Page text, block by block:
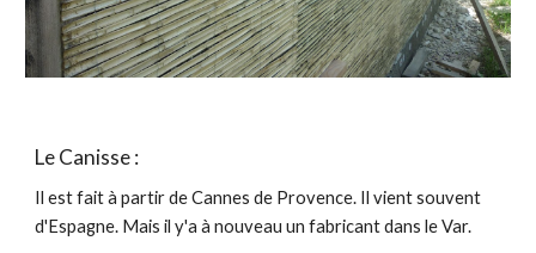
Le Canisse :
Il est fait à partir de Cannes de Provence. Il vient souvent
d'Espagne. Mais il y'a à nouveau un fabricant dans le Var.